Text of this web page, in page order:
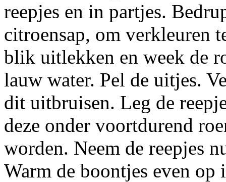
reepjes en in partjes.
citroensap, om verkleuren
blik uitlekken en week de
lauw water. Pel de uitjes.
dit uitbruisen. Leg de
deze onder voortdurend
worden. Neem de reepjes
Warm de boontjes even op